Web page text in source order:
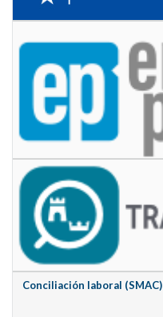
Conciliación laboral (SMAC)